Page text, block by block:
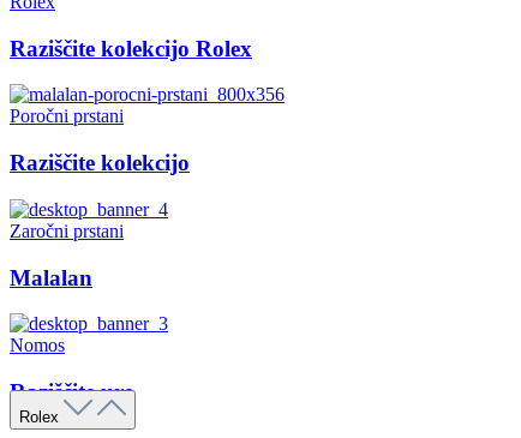
Raziščite kolekcijo Rolex
Poročni prstani
Raziščite kolekcijo
Zaročni prstani
Malalan
Nomos
Raziščite ure
Rolex